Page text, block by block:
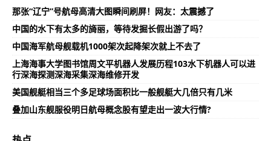
那张“辽宁”号航母高清大图瞬间刷屏！网友：太震撼了
中国的水下有太多的旖丽，等待发掘长假出游了吗？
中国海军航母舰载机1000架次起降架次就上不去了
上海海事大学图书馆周文平机器人发展历程103水下机器人可以进
行深海探测深海采集深海维修开发
美国舰艇相当三个多足球场面积比一般舰艇大几倍只有几米
叠加山东舰服役明日航母概念股有望走出一波大行情?